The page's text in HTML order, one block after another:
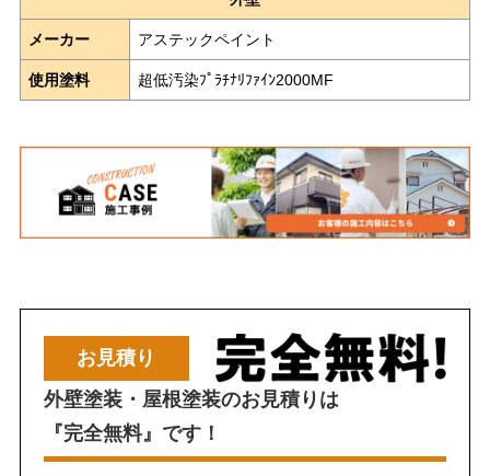
メーカー アステックペイント
使用塗料 超低汚染ﾌﾟﾗﾁﾅﾘﾌｧｲﾝ2000MF
お見積り
外壁塗装・屋根塗装のお見積りは
『完全無料』です！